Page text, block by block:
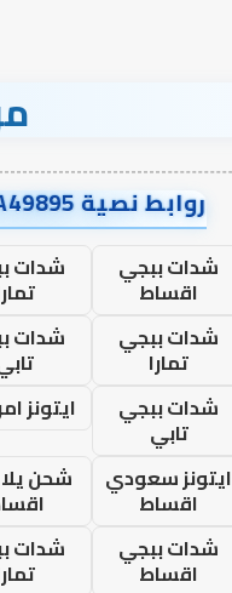
روابط نصية AA49895
شدات ببجي
اقساط
شدات
شدات ببجي
تمارا
شدات
شدات ببجي
تابي
ايتونز
ايتونز سعودي
اقساط
شحن
شدات ببجي
اقساط
شدات